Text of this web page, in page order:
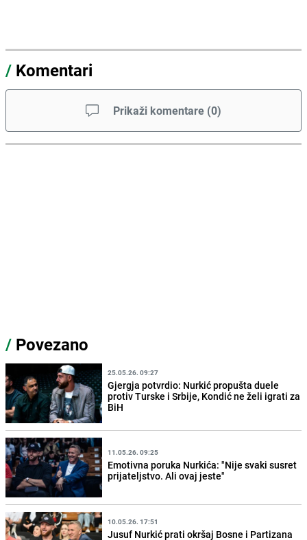
/ Komentari
Prikaži komentare (0)
/ Povezano
25.05.26. 09:27
Gjergja potvrdio: Nurkić propušta duele
protiv Turske i Srbije, Kondić ne želi igrati za
BiH
11.05.26. 09:25
Emotivna poruka Nurkića: "Nije svaki susret
prijateljstvo. Ali ovaj jeste"
10.05.26. 17:51
Jusuf Nurkić prati okršaj Bosne i Partizana